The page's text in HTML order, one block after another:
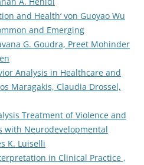
and Health‘ von Guoyao Wu
and Emerging
G. Goudra, Preet Mohinder
Analysis in Healthcare and
Maragakis, Claudia Drossel,
Treatment of Violence and
with Neurodevelopmental
K. Luiselli
in Clinical Practice ‚